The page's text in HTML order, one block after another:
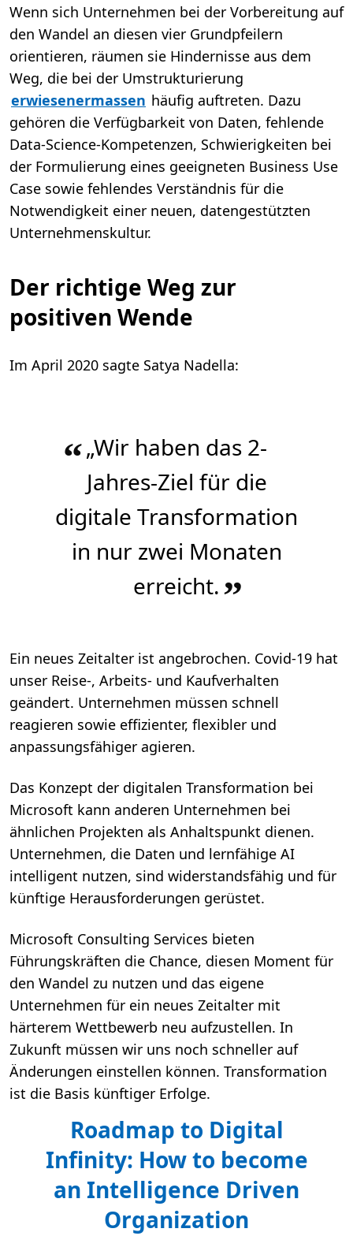
Wenn sich Unternehmen bei der Vorbereitung auf
den Wandel an diesen vier Grundpfeilern
orientieren, räumen sie Hindernisse aus dem
Weg, die bei der Umstrukturierung
erwiesenermassen häufig auftreten. Dazu
gehören die Verfügbarkeit von Daten, fehlende
Data-Science-Kompetenzen, Schwierigkeiten bei
der Formulierung eines geeigneten Business Use
Case sowie fehlendes Verständnis für die
Notwendigkeit einer neuen, datengestützten
Unternehmenskultur.
Der richtige Weg zur
positiven Wende
Im April 2020 sagte Satya Nadella:
“„Wir haben das 2-
Jahres-Ziel für die
digitale Transformation
in nur zwei Monaten
erreicht.”
Ein neues Zeitalter ist angebrochen. Covid-19 hat
unser Reise-, Arbeits- und Kaufverhalten
geändert. Unternehmen müssen schnell
reagieren sowie effizienter, flexibler und
anpassungsfähiger agieren.
Das Konzept der digitalen Transformation bei
Microsoft kann anderen Unternehmen bei
ähnlichen Projekten als Anhaltspunkt dienen.
Unternehmen, die Daten und lernfähige AI
intelligent nutzen, sind widerstandsfähig und für
künftige Herausforderungen gerüstet.
Microsoft Consulting Services bieten
Führungskräften die Chance, diesen Moment für
den Wandel zu nutzen und das eigene
Unternehmen für ein neues Zeitalter mit
härterem Wettbewerb neu aufzustellen. In
Zukunft müssen wir uns noch schneller auf
Änderungen einstellen können. Transformation
ist die Basis künftiger Erfolge.
Roadmap to Digital
Infinity: How to become
an Intelligence Driven
Organization